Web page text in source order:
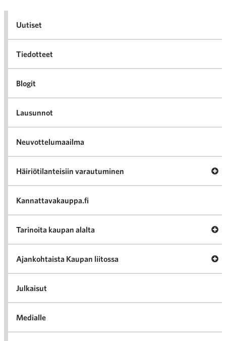
Uutiset
Tiedotteet
Blogit
Lausunnot
Neuvottelumaailma
Häiriötilanteisiin varautuminen
Kannattavakauppa.fi
Tarinoita kaupan alalta
Ajankohtaista Kaupan liitossa
Julkaisut
Medialle